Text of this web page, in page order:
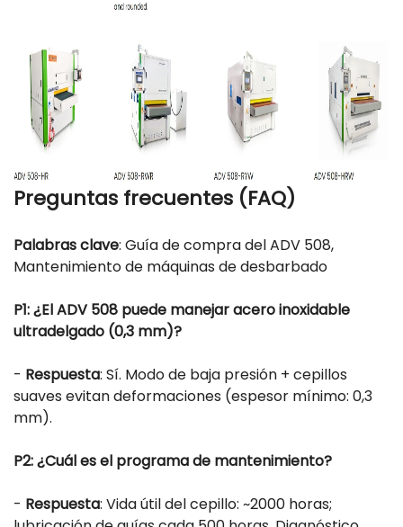
Preguntas frecuentes (FAQ)
Palabras clave: Guía de compra del ADV 508,
Mantenimiento de máquinas de desbarbado
P1: ¿El ADV 508 puede manejar acero inoxidable
ultradelgado (0,3 mm)?
- Respuesta: Sí. Modo de baja presión + cepillos
suaves evitan deformaciones (espesor mínimo: 0,3
mm).
P2: ¿Cuál es el programa de mantenimiento?
- Respuesta: Vida útil del cepillo: ~2000 horas;